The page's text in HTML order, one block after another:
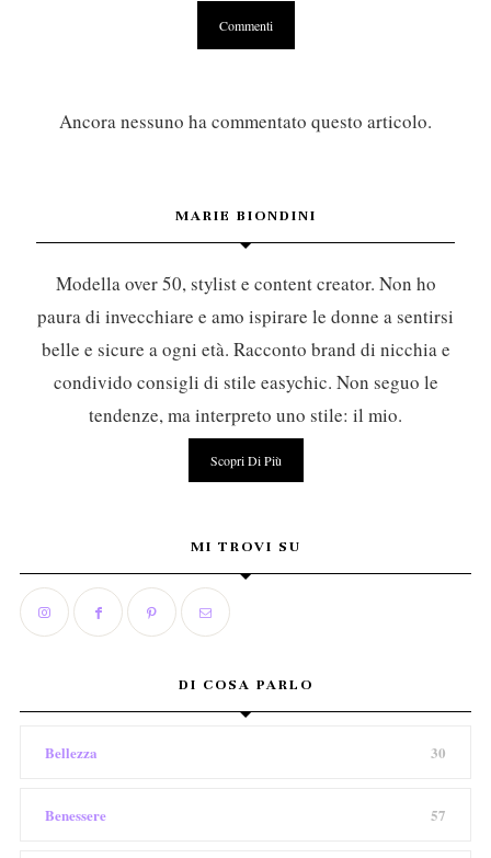
Ancora nessuno ha commentato questo articolo.
MARIE BIONDINI
Modella over 50, stylist e content creator. Non ho
paura di invecchiare e amo ispirare le donne a sentirsi
belle e sicure a ogni età. Racconto brand di nicchia e
condivido consigli di stile easychic. Non seguo le
tendenze, ma interpreto uno stile: il mio.
Scopri Di Più
MI TROVI SU
DI COSA PARLO
Bellezza 30
Benessere 57